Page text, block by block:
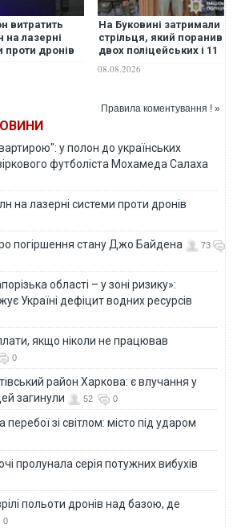
витратить
на лазерні
проти дронів
На Буковині затримали
стрільця, який поранив
двох поліцейських і 11
селі
08.08.2026
Правила коментування ! »
у полон до українських
футболіста Мохамеда Салаха
на лазерні системи проти дронів
погіршення стану Джо Байдена
73
області – у зоні ризику»:
Україні дефіцит водних ресурсів
якщо ніколи не працював
0
район Харкова: є влучання у
загинули
52 0
зі світлом: місто під ударом
пролунала серія потужних вибухів
польоти дронів над базою, де
0